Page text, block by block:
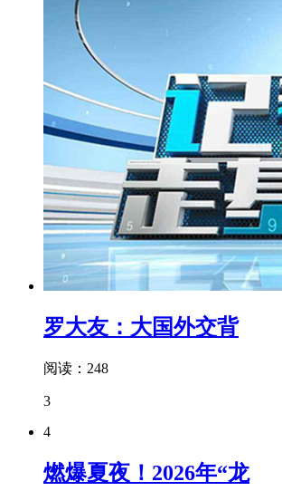
罗大友：大国外交背
阅读：248
3
4
燃爆夏夜！2026年“龙